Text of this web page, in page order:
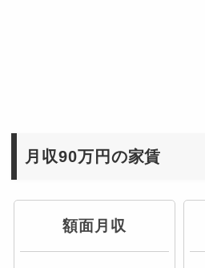
月収90万円の家賃
額面月収